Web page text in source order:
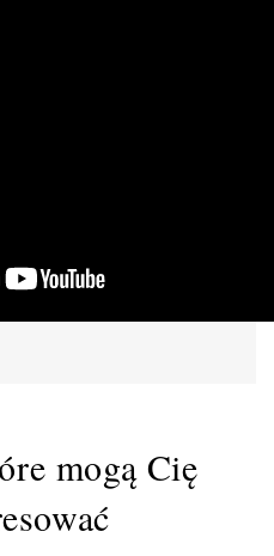
mogą Cię